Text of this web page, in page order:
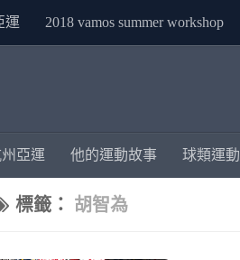
運 2018 vamos summer workshop
州亞運 他的運動故事 球類運動
標籤： 胡智為